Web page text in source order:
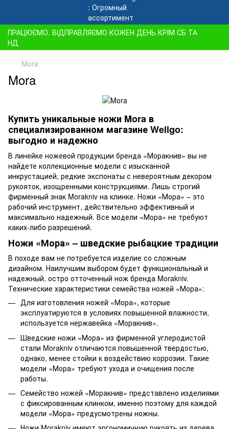
ПРАЦЮЄМО. ВІДПРАВЛЯЄМО КОЖЕН ДЕНЬ КРІМ СБ ТА
НД
Mora
Mora
Купить уникальные ножи Mora в
специализированном магазине Wellgo:
выгодно и надежно
В линейке ножевой продукции бренда «Моракнив» вы не
найдете коллекционные модели с изысканной
инкрустацией, редкие экспонаты с невероятным декором
рукояток, изощренными конструкциями. Лишь строгий
фирменный знак Morakniv на клинке. Ножи «Мора» – это
рабочий инструмент, действительно эффективный и
максимально надежный. Все модели «Мора» не требуют
каких-либо разрешений.
Ножи «Мора» – шведские рыбацкие традиции
В походе вам не потребуется изделие со сложным
дизайном. Наилучшим выбором будет функциональный и
надежный, остро отточенный нож бренда Morakniv.
Технические характеристики семейства ножей «Мора»:
Для изготовления ножей «Мора», которые
эксплуатируются в условиях повышенной влажности,
используется нержавейка «Моракнив».
Шведские ножи «Мора» из фирменной углеродистой
стали Morakniv отличаются повышенной твердостью,
однако, менее стойки к воздействию коррозии. Такие
модели «Мора» требуют ухода и очищения после
работы.
Семейство ножей «Моракнив» представлено изделиями
с фиксированным клинком, именно поэтому для каждой
модели «Мора» предусмотрены ножны.